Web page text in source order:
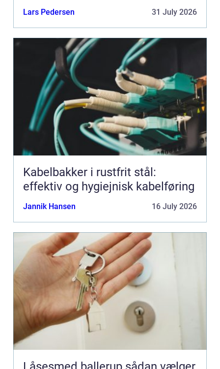
Lars Pedersen 31 July 2026
Kabelbakker i rustfrit stål:
effektiv og hygiejnisk kabelføring
Jannik Hansen 16 July 2026